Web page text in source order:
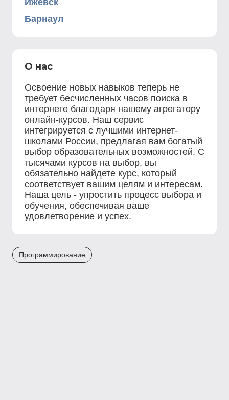
Ижевск
Барнаул
О нас
Освоение новых навыков теперь не
требует бесчисленных часов поиска в
интернете благодаря нашему агрегатору
онлайн-курсов. Наш сервис
интегрируется с лучшими интернет-
школами России, предлагая вам богатый
выбор образовательных возможностей. С
тысячами курсов на выбор, вы
обязательно найдете курс, который
соответствует вашим целям и интересам.
Наша цель - упростить процесс выбора и
обучения, обеспечивая ваше
удовлетворение и успех.
Программирование